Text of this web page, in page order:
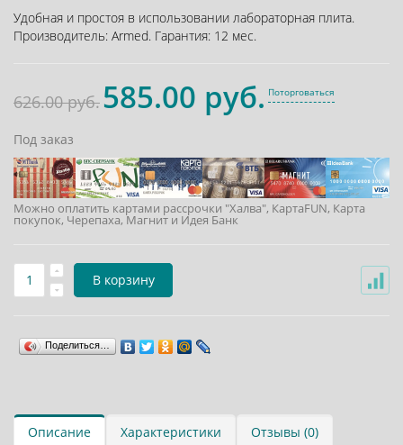
Удобная и простоя в использовании лабораторная плита.
Производитель: Armed. Гарантия: 12 мес.
626.00 руб.585.00 руб. Поторговаться
Под заказ
Можно оплатить картами рассрочки "Халва", КартаFUN, Карта
покупок, Черепаха, Магнит и Идея Банк
В корзину
Поделиться…
Описание Характеристики Отзывы (0)